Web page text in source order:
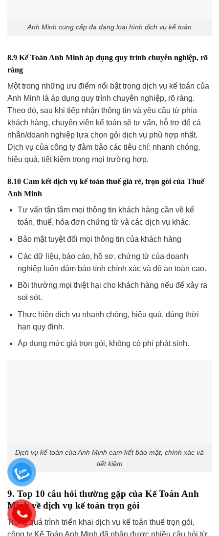
Anh Minh cung cấp đa dạng loại hình dịch vụ kế toán
8.9 Kế Toán Anh Minh áp dụng quy trình chuyên nghiệp, rõ
ràng
Một trong những ưu điểm nổi bật trong dịch vụ kế toán của
Anh Minh là áp dụng quy trình chuyên nghiệp, rõ ràng.
Theo đó, sau khi tiếp nhận thông tin và yêu cầu từ phía
khách hàng, chuyên viên kế toán sẽ tư vấn, hỗ trợ để cá
nhân/doanh nghiệp lựa chọn gói dịch vụ phù hợp nhất.
Dịch vụ của công ty đảm bảo các tiêu chí: nhanh chóng,
hiệu quả, tiết kiệm trong mọi trường hợp.
8.10 Cam kết dịch vụ kế toán thuế giá rẻ, trọn gói của Thuế
Anh Minh
Tư vấn tận tâm mọi thông tin khách hàng cần về kế
toán, thuế, hóa đơn chứng từ và các dịch vụ khác.
Bảo mật tuyệt đối mọi thông tin của khách hàng
Các dữ liệu, báo cáo, hồ sơ, chứng từ của doanh
nghiệp luôn đảm bảo tính chính xác và độ an toàn cao.
Bồi thường mọi thiệt hại cho khách hàng nếu để xảy ra
soi sót.
Thực hiện dịch vụ nhanh chóng, hiệu quả, đúng thời
hạn quy định.
Áp dụng mức giá trọn gói, không có phí phát sinh.
Dịch vụ kế toán của Anh Minh cam kết bảo mật, chính xác và
tiết kiệm
9. Top 10 câu hỏi thường gặp của Kế Toán Anh
Minh về dịch vụ kế toán trọn gói
Trong quá trình triển khai dịch vụ kế toán thuế trọn gói,